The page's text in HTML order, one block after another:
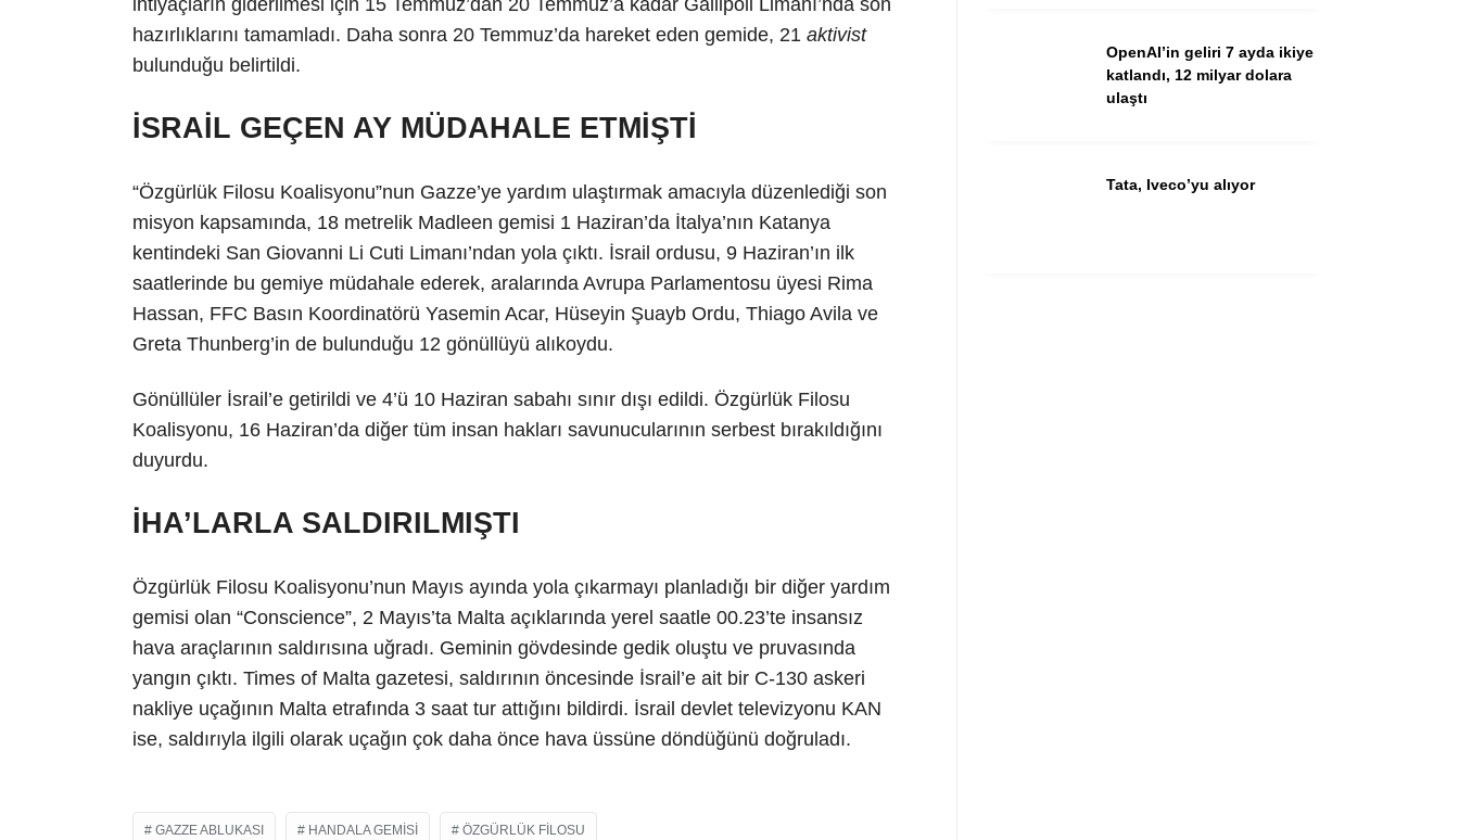
hazırlıklarını tamamladı. Daha sonra 20 Temmuz’da hareket eden gemide, 21 aktivist
bulunduğu belirtildi.
İSRAİL GEÇEN AY MÜDAHALE ETMİŞTİ
“Özgürlük Filosu Koalisyonu”nun Gazze’ye yardım ulaştırmak amacıyla düzenlediği son
misyon kapsamında, 18 metrelik Madleen gemisi 1 Haziran’da İtalya’nın Katanya
kentindeki San Giovanni Li Cuti Limanı’ndan yola çıktı. İsrail ordusu, 9 Haziran’ın ilk
saatlerinde bu gemiye müdahale ederek, aralarında Avrupa Parlamentosu üyesi Rima
Hassan, FFC Basın Koordinatörü Yasemin Acar, Hüseyin Şuayb Ordu, Thiago Avila ve
Greta Thunberg’in de bulunduğu 12 gönüllüyü alıkoydu.
Gönüllüler İsrail’e getirildi ve 4’ü 10 Haziran sabahı sınır dışı edildi. Özgürlük Filosu
Koalisyonu, 16 Haziran’da diğer tüm insan hakları savunucularının serbest bırakıldığını
duyurdu.
İHA’LARLA SALDIRILMIŞTI
Özgürlük Filosu Koalisyonu’nun Mayıs ayında yola çıkarmayı planladığı bir diğer yardım
gemisi olan “Conscience”, 2 Mayıs’ta Malta açıklarında yerel saatle 00.23’te insansız
hava araçlarının saldırısına uğradı. Geminin gövdesinde gedik oluştu ve pruvasında
yangın çıktı. Times of Malta gazetesi, saldırının öncesinde İsrail’e ait bir C-130 askeri
nakliye uçağının Malta etrafında 3 saat tur attığını bildirdi. İsrail devlet televizyonu KAN
ise, saldırıyla ilgili olarak uçağın çok daha önce hava üssüne döndüğünü doğruladı.
GAZZE ABLUKASI HANDALA GEMISI ÖZGÜRLÜK FILOSU
OpenAI’in geliri 7 ayda ikiye
katlandı, 12 milyar dolara
ulaştı
Tata, Iveco’yu alıyor